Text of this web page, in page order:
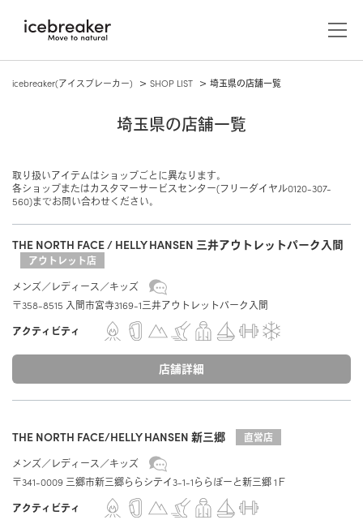
メンズ
アウター/ジャケット
カットソー（長袖）
パンツ/ボトムス
ウィメンズ
アウター/ジャケット
カットソー（長袖）
カットソー（半袖）
セーター/カーディガン
パンツ/スカート/ボトムス
アクセサリー
キャップ/ビーニー/ヘッドバンド
グローブ
靴下/ソックス
レイヤー
アウターレイヤー
特集
セール
アウトレット
icebreakerについて
PRODUCTS
TRANSPARENCY REPORT
icebreakerの取り組み
THE JOURNAL
NEWS
icebreaker(アイスブレーカー) SHOP LIST 埼玉県の店舗一覧
埼玉県の店舗一覧
取り扱いアイテムはショップごとに異なります。
各ショップまたはカスタマーサービスセンター(フリーダイヤル0120-307-
560)までお問い合わせください。
THE NORTH FACE / HELLY HANSEN 三井アウトレットパーク入間
アウトレット店
メンズ
レディース
キッズ
〒358-8515 入間市宮寺3169-1三井アウトレットパーク入間
アクティビティ
店舗詳細
THE NORTH FACE/HELLY HANSEN 新三郷
直営店
メンズ
レディース
キッズ
〒341-0009 三郷市新三郷ららシテイ3-1-1ららぽーと新三郷 1Ｆ
アクティビティ